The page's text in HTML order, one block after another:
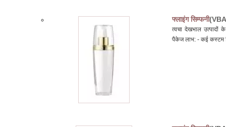
फ्लाइंग सिम्फनी
त्वचा देखभाल उत्पादों
पैकेज लाभ: - कई कस्टम